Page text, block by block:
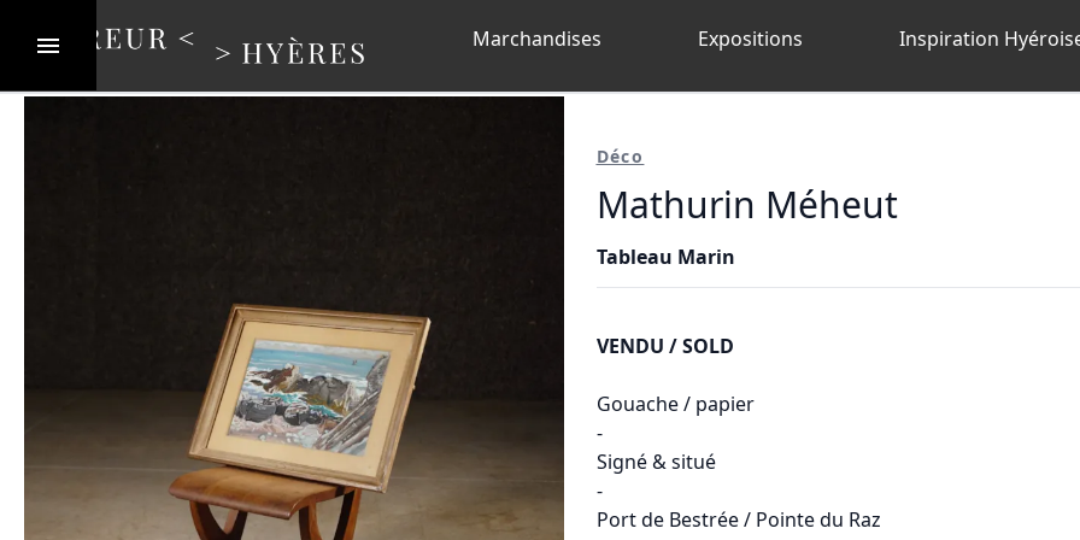
Marchandises Expositions Inspiration
Déco
Mathurin Méheut
Tableau Marin
VENDU / SOLD
Gouache / papier
-
Signé & situé
-
Port de Bestrée / Pointe du Raz